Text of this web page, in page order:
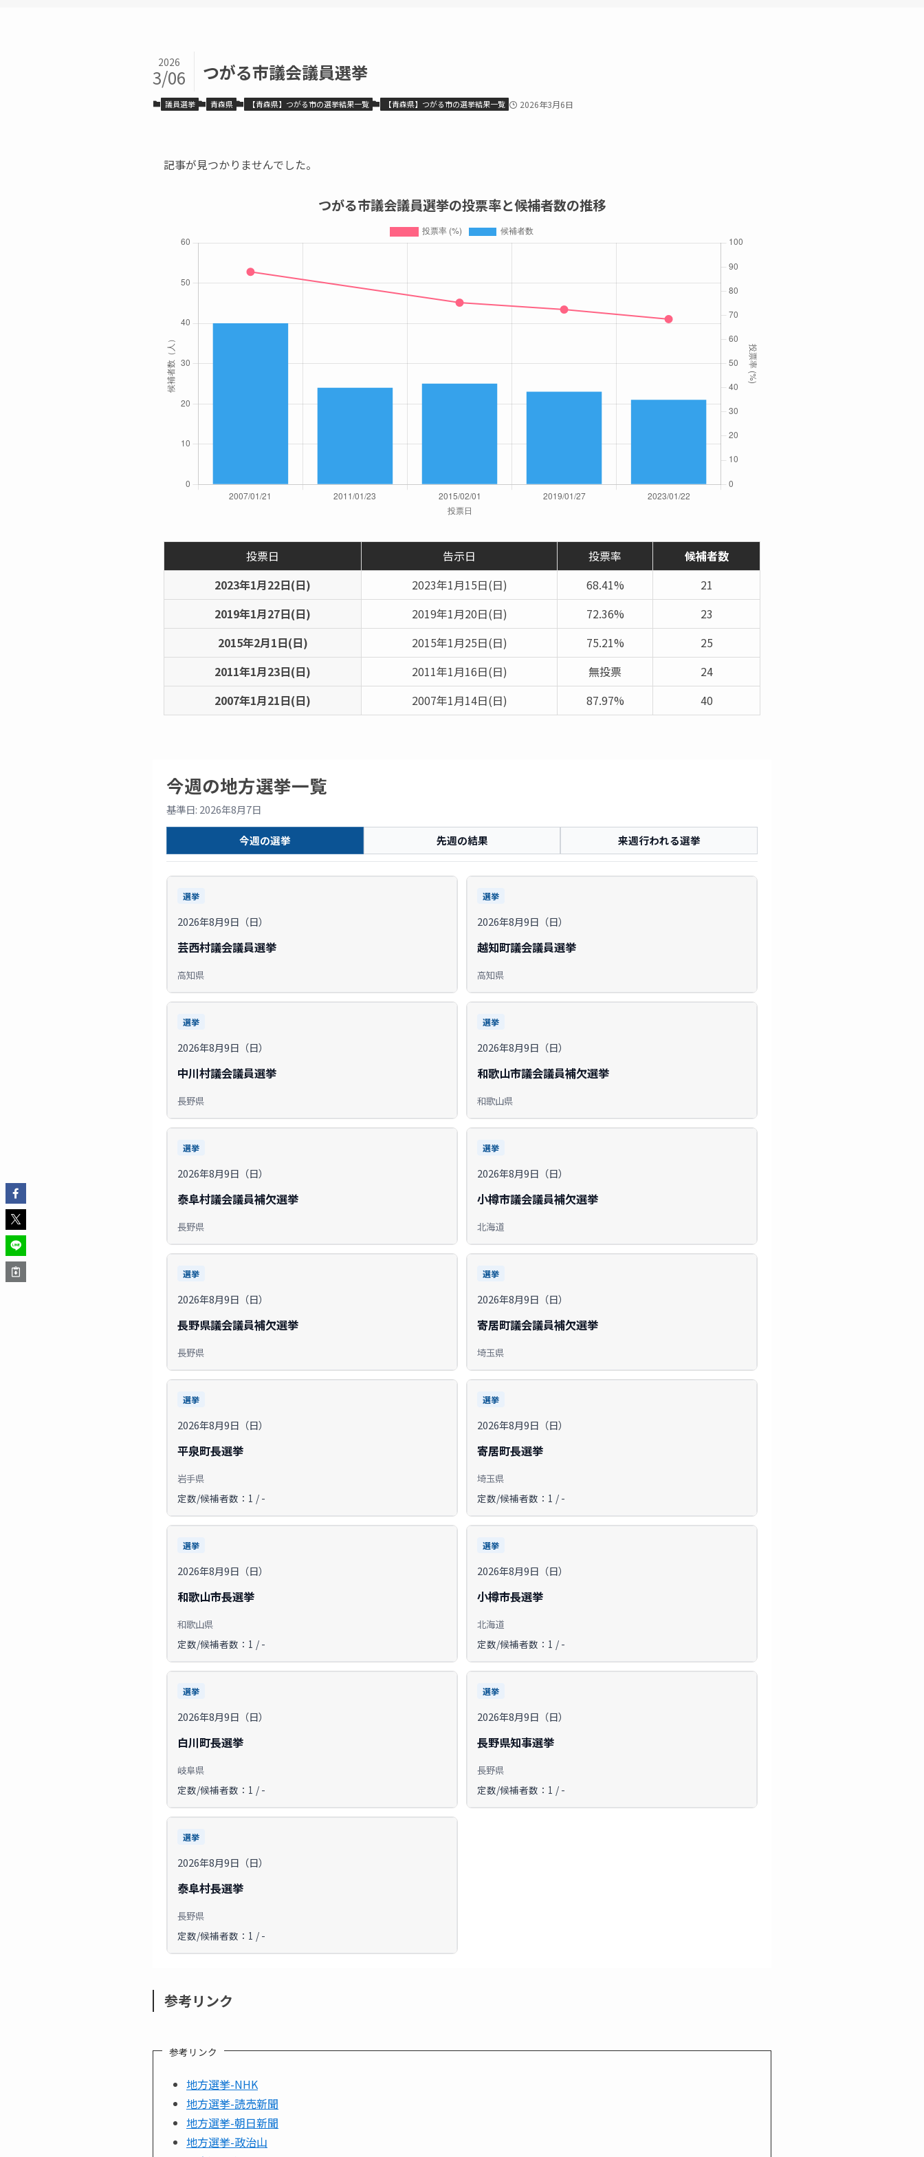
つがる市議会議員選挙
2026
3/06
議員選挙 青森県 【青森県】つがる市の選挙結果一覧 【青森県】つがる市の選挙結果一覧 2026年3月6日
記事が見つかりませんでした。
つがる市議会議員選挙の投票率と候補者数の推移
投票日 告示日 投票率
候補者数
2023年1月22日(日)
2023年1月15日(日) 68.41%
21
2019年1月27日(日)
2019年1月20日(日) 72.36%
23
2015年2月1日(日)
2015年1月25日(日) 75.21%
25
2011年1月23日(日)
2011年1月16日(日) 無投票
24
2007年1月21日(日)
2007年1月14日(日) 87.97% 40
今週の地方選挙一覧
基準日: 2026年8月7日
今週の選挙 先週の結果 来週行われる選挙
選挙
2026年8月9日（日）
芸西村議会議員選挙
高知県
選挙
2026年8月9日（日）
越知町議会議員選挙
高知県
選挙
2026年8月9日（日）
中川村議会議員選挙
長野県
選挙
2026年8月9日（日）
和歌山市議会議員補欠選挙
和歌山県
選挙
2026年8月9日（日）
泰阜村議会議員補欠選挙
長野県
選挙
2026年8月9日（日）
小樽市議会議員補欠選挙
北海道
選挙
2026年8月9日（日）
長野県議会議員補欠選挙
長野県
選挙
2026年8月9日（日）
寄居町議会議員補欠選挙
埼玉県
選挙
2026年8月9日（日）
平泉町長選挙
岩手県
定数/候補者数：1 / -
選挙
2026年8月9日（日）
寄居町長選挙
埼玉県
定数/候補者数：1 / -
選挙
2026年8月9日（日）
和歌山市長選挙
和歌山県
定数/候補者数：1 / -
選挙
2026年8月9日（日）
小樽市長選挙
北海道
定数/候補者数：1 / -
選挙
2026年8月9日（日）
白川町長選挙
岐阜県
定数/候補者数：1 / -
選挙
2026年8月9日（日）
長野県知事選挙
長野県
定数/候補者数：1 / -
選挙
2026年8月9日（日）
泰阜村長選挙
長野県
定数/候補者数：1 / -
参考リンク
参考リンク
地方選挙-NHK
地方選挙-読売新聞
地方選挙-朝日新聞
地方選挙-政治山